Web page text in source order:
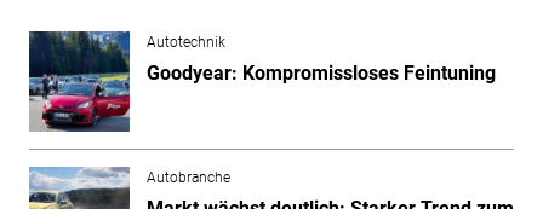
Autotechnik
Goodyear: Kompromissloses Feintuning
Autobranche